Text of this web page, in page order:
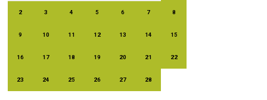
2 3 4 5 6 7 8
9 10 11 12 13 14 15
16 17 18 19 20 21 22
23 24 25 26 27 28